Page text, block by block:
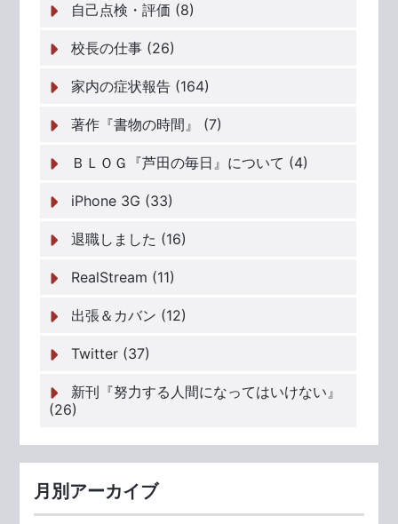
自己点検・評価 (8)
校長の仕事 (26)
家内の症状報告 (164)
著作『書物の時間』 (7)
ＢＬＯＧ『芦田の毎日』について (4)
iPhone 3G (33)
退職しました (16)
RealStream (11)
出張＆カバン (12)
Twitter (37)
新刊『努力する人間になってはいけない』
(26)
月別アーカイブ